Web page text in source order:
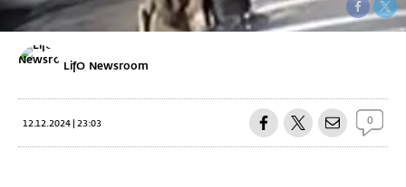
LifO Newsroom
12.12.2024 | 23:03 0